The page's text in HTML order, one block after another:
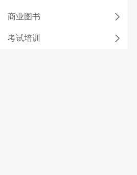
商业图书
考试培训